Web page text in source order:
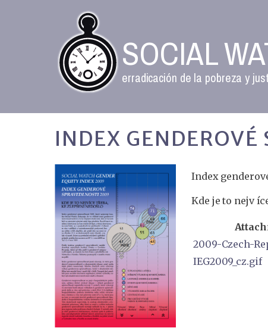
SOCIAL
erradicación de la pobreza y
INDEX
Index
Kde je to nejv
2009-Czech-
IEG2009_cz.gif